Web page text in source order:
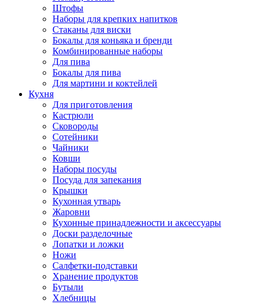
Штофы
Наборы для крепких напитков
Стаканы для виски
Бокалы для коньяка и бренди
Комбинированные наборы
Для пива
Бокалы для пива
Для мартини и коктейлей
Кухня
Для приготовления
Кастрюли
Сковороды
Сотейники
Чайники
Ковши
Наборы посуды
Посуда для запекания
Крышки
Кухонная утварь
Жаровни
Кухонные принадлежности и аксессуары
Доски разделочные
Лопатки и ложки
Ножи
Салфетки-подставки
Хранение продуктов
Бутыли
Хлебницы